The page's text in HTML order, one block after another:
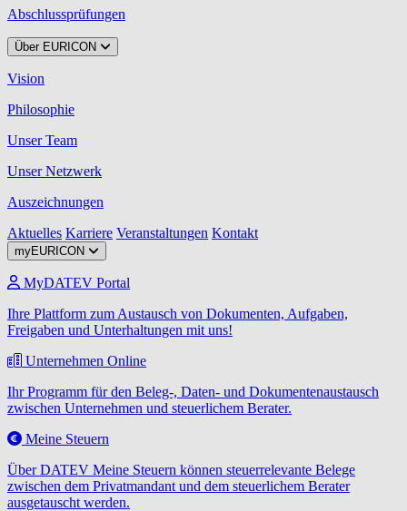
Abschlussprüfungen
Über EURICON
Vision
Philosophie
Unser Team
Unser Netzwerk
Auszeichnungen
Aktuelles Karriere Veranstaltungen Kontakt
myEURICON
MyDATEV Portal
Ihre Plattform zum Austausch von Dokumenten, Aufgaben,
Freigaben und Unterhaltungen mit uns!
Unternehmen Online
Ihr Programm für den Beleg-, Daten- und Dokumentenaustausch
zwischen Unternehmen und steuerlichem Berater.
Meine Steuern
Über DATEV Meine Steuern können steuerrelevante Belege
zwischen dem Privatmandant und dem steuerlichem Berater
ausgetauscht werden.